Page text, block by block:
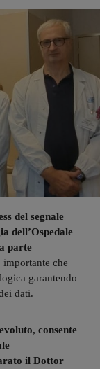
del segnale
dell’Ospedale
parte
che
garantendo
dati.
consente
il Dottor